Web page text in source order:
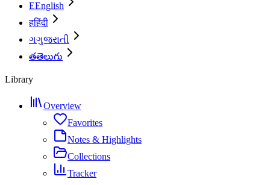
EEnglish
हहिंदी
ગગુજરાતી
తతెలుగు
Library
Overview
Favorites
Notes & Highlights
Collections
Tracker